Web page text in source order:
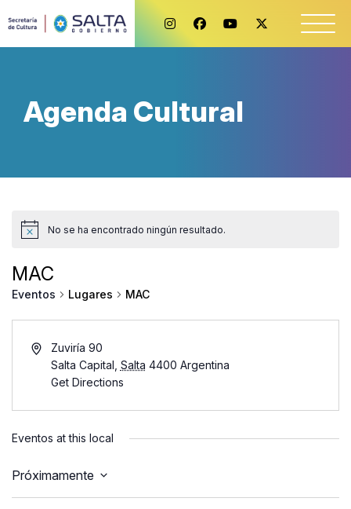
Agenda Cultural
No se ha encontrado ningún resultado.
MAC
Eventos Lugares MAC
Zuviría 90
Salta Capital Salta 4400 Argentina
Get Directions
Eventos at this local
Próximamente
Seleccionar